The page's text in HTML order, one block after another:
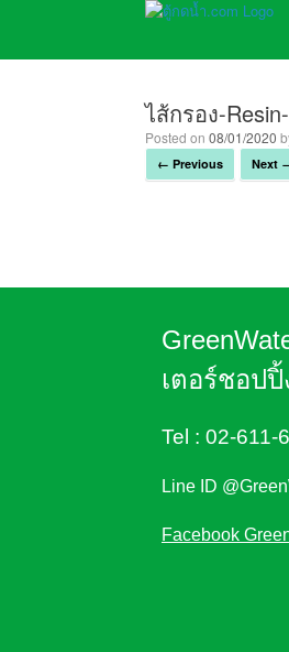
ไส้กรอง-
Posted on 08/01/2020
← Previous Next
เตอร์ชอปปิ้
Tel : 02-611-
Line ID
Facebook